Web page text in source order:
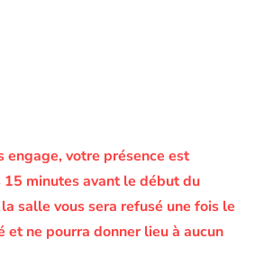
engage, votre présence est
minutes avant le début du
salle vous sera refusé une fois le
et ne pourra donner lieu à aucun